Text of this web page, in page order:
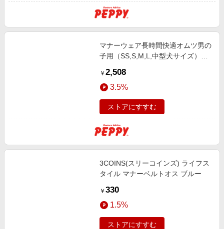
マナーウェア長時間快適オムツ男の
子用（SS,S,M,L,中型犬サイズ）
￥ 2,508
3.5%
ストアにすすむ
3COINS(スリーコインズ) ライフス
タイル マナーベルトオス ブルー
￥ 330
1.5%
ストアにすすむ